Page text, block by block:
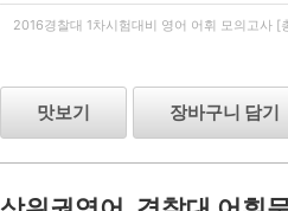
2016경찰대 1차시험대비 영어 어휘 모의고사
맛보기 장바구니 담기